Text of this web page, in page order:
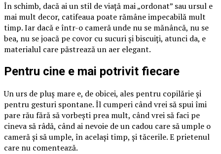
În schimb, dacă ai un stil de viață mai „ordonat” sau ursul e
mai mult decor, catifeaua poate rămâne impecabilă mult
timp. Iar dacă e într-o cameră unde nu se mănâncă, nu se
bea, nu se joacă pe covor cu sucuri și biscuiți, atunci da, e
materialul care păstrează un aer elegant.
Pentru cine e mai potrivit fiecare
Un urs de pluș mare e, de obicei, ales pentru copilărie și
pentru gesturi spontane. Îl cumperi când vrei să spui îmi
pare rău fără să vorbești prea mult, când vrei să faci pe
cineva să râdă, când ai nevoie de un cadou care să umple o
cameră și să umple, în același timp, și tăcerile. E prietenul
care nu comentează.